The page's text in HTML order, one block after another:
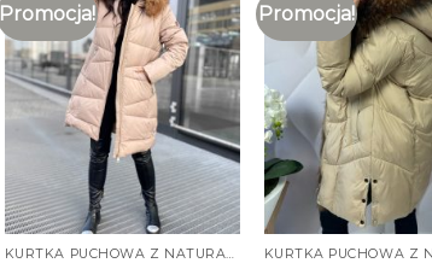
Promocja!
KURTKA PUCHOWA Z NATURALNYM FUTREM
Promocja!